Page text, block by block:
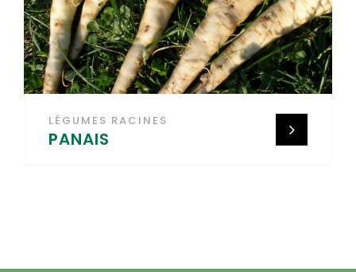
LÉGUMES RACINES
PANAIS